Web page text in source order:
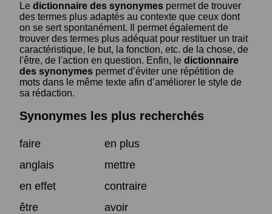
Le dictionnaire des synonymes permet de trouver
des termes plus adaptés au contexte que ceux dont
on se sert spontanément. Il permet également de
trouver des termes plus adéquat pour restituer un trait
caractéristique, le but, la fonction, etc. de la chose, de
l'être, de l'action en question. Enfin, le dictionnaire
des synonymes permet d’éviter une répétition de
mots dans le même texte afin d’améliorer le style de
sa rédaction.
Synonymes les plus recherchés
faire
en plus
anglais
mettre
en effet
contraire
être
avoir